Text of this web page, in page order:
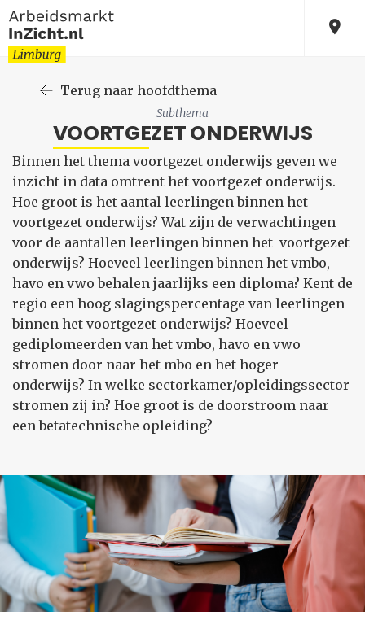
Terug naar hoofdthema
Subthema
VOORTGEZET ONDERWIJS
Binnen het thema voortgezet onderwijs geven we
inzicht in data omtrent het voortgezet onderwijs.
Hoe groot is het aantal leerlingen binnen het
voortgezet onderwijs? Wat zijn de verwachtingen
voor de aantallen leerlingen binnen het voortgezet
onderwijs? Hoeveel leerlingen binnen het vmbo,
havo en vwo behalen jaarlijks een diploma? Kent de
regio een hoog slagingspercentage van leerlingen
binnen het voortgezet onderwijs? Hoeveel
gediplomeerden van het vmbo, havo en vwo
stromen door naar het mbo en het hoger
onderwijs? In welke sectorkamer/opleidingssector
stromen zij in? Hoe groot is de doorstroom naar
een betatechnische opleiding?